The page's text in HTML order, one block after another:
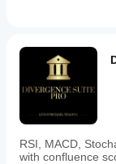
RSI, MACD,
with confluence